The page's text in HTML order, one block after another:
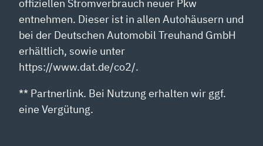
offiziellen Stromverbrauch neuer Pkw
entnehmen. Dieser ist in allen Autohäusern und
bei der Deutschen Automobil Treuhand GmbH
erhältlich, sowie unter
https://www.dat.de/co2/.
** Partnerlink. Bei Nutzung erhalten wir ggf.
eine Vergütung.